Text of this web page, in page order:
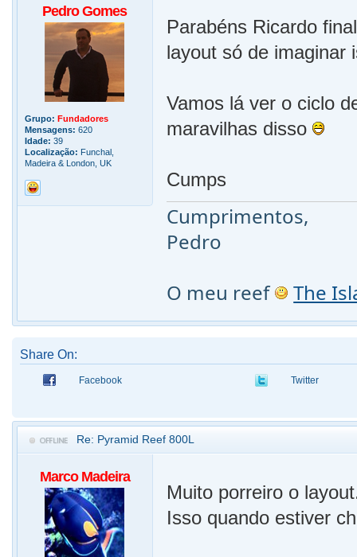
Pedro Gomes
Grupo: Fundadores
Mensagens: 620
Idade: 39
Localização: Funchal,
Madeira & London, UK
Parabéns Ricardo
layout só de
Vamos lá ver o ciclo
maravilhas disso
Cumps
Cumprimentos,
Pedro
O meu reef
The
Share On:
Facebook Twitter
Re: Pyramid Reef 800L
Marco Madeira
Muito porreiro o
Isso quando estiver